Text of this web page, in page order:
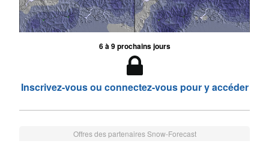
6 à 9 prochains jours
Inscrivez-vous ou connectez-vous pour y accéder
Offres des partenaires Snow-Forecast